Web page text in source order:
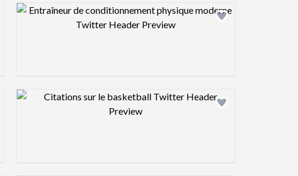
Design preview image
Design preview image